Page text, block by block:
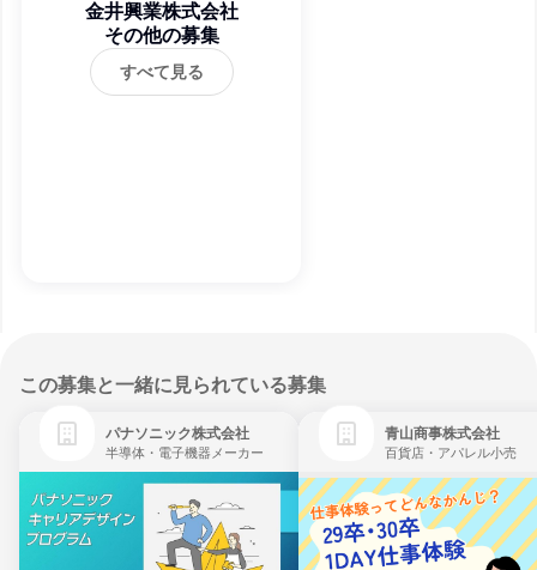
金井興業株式会社
その他の募集
すべて見る
この募集と一緒に見られている募集
パナソニック株式会社
半導体・電子機器メーカー
青山商事株式会社
百貨店・アパレル小売